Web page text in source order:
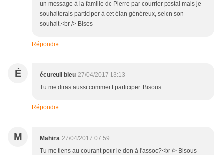
un message à la famille de Pierre par courrier postal mais je
souhaiterais participer à cet élan généreux, selon son
souhait.<br /> Bises
Répondre
É écureuil bleu 27/04/2017 13:13
Tu me diras aussi comment participer. Bisous
Répondre
M Mahina 27/04/2017 07:59
Tu me tiens au courant pour le don à l'assoc?<br /> Bisous